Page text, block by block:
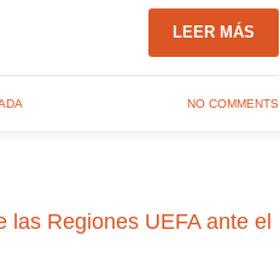
LEER MÁS
NO COMMENTS
las Regiones UEFA ante el